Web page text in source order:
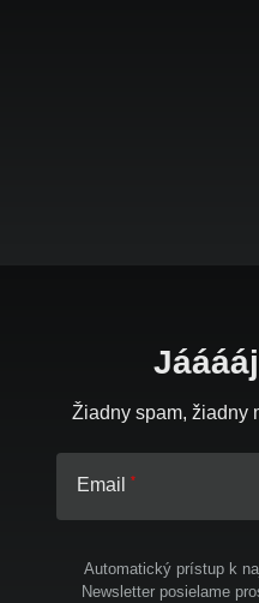
Žiadny spam, žiadny
Email
Automatický prístup k
Newsletter posielame